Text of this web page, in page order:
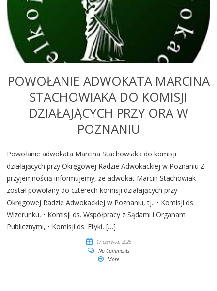
POWOŁANIE ADWOKATA MARCINA
STACHOWIAKA DO KOMISJI
DZIAŁAJĄCYCH PRZY ORA W
POZNANIU
Powołanie adwokata Marcina Stachowiaka do komisji
działających przy Okręgowej Radzie Adwokackiej w Poznaniu Z
przyjemnością informujemy, że adwokat Marcin Stachowiak
został powołany do czterech komisji działających przy
Okręgowej Radzie Adwokackiej w Poznaniu, tj.: • Komisji ds.
Wizerunku, • Komisji ds. Współpracy z Sądami i Organami
Publicznymi, • Komisji ds. Etyki, […]
17 czerwca, 2025
No Comments
More